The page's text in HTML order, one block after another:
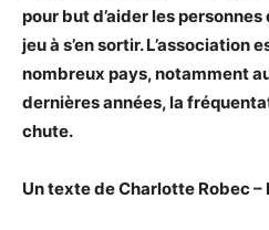
pour but d’aider les
jeu à s’en sortir. L’association
nombreux pays, notamment
dernières années, la
chute.
Un texte de Charlotte Robec –